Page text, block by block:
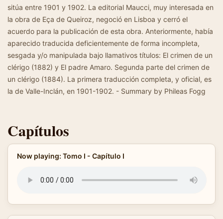
sitúa entre 1901 y 1902. La editorial Maucci, muy interesada en
la obra de Eça de Queiroz, negoció en Lisboa y cerró el
acuerdo para la publicación de esta obra. Anteriormente, había
aparecido traducida deficientemente de forma incompleta,
sesgada y/o manipulada bajo llamativos títulos: El crimen de un
clérigo (1882) y El padre Amaro. Segunda parte del crimen de
un clérigo (1884). La primera traducción completa, y oficial, es
la de Valle-Inclán, en 1901-1902. - Summary by Phileas Fogg
Capítulos
Now playing: Tomo I - Capítulo I